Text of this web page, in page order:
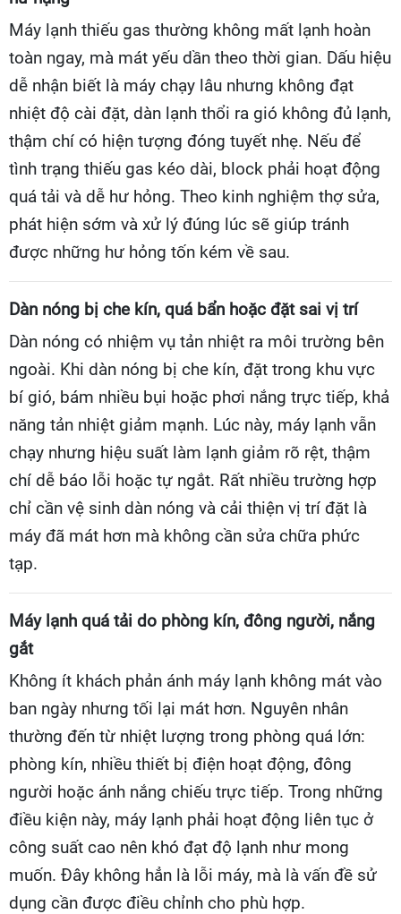
Máy lạnh thiếu gas thường không mất lạnh hoàn
toàn ngay, mà mát yếu dần theo thời gian. Dấu hiệu
dễ nhận biết là máy chạy lâu nhưng không đạt
nhiệt độ cài đặt, dàn lạnh thổi ra gió không đủ lạnh,
thậm chí có hiện tượng đóng tuyết nhẹ. Nếu để
tình trạng thiếu gas kéo dài, block phải hoạt động
quá tải và dễ hư hỏng. Theo kinh nghiệm thợ sửa,
phát hiện sớm và xử lý đúng lúc sẽ giúp tránh
được những hư hỏng tốn kém về sau.
Dàn nóng bị che kín, quá bẩn hoặc đặt sai vị trí
Dàn nóng có nhiệm vụ tản nhiệt ra môi trường bên
ngoài. Khi dàn nóng bị che kín, đặt trong khu vực
bí gió, bám nhiều bụi hoặc phơi nắng trực tiếp, khả
năng tản nhiệt giảm mạnh. Lúc này, máy lạnh vẫn
chạy nhưng hiệu suất làm lạnh giảm rõ rệt, thậm
chí dễ báo lỗi hoặc tự ngắt. Rất nhiều trường hợp
chỉ cần vệ sinh dàn nóng và cải thiện vị trí đặt là
máy đã mát hơn mà không cần sửa chữa phức
tạp.
Máy lạnh quá tải do phòng kín, đông người, nắng
gắt
Không ít khách phản ánh máy lạnh không mát vào
ban ngày nhưng tối lại mát hơn. Nguyên nhân
thường đến từ nhiệt lượng trong phòng quá lớn:
phòng kín, nhiều thiết bị điện hoạt động, đông
người hoặc ánh nắng chiếu trực tiếp. Trong những
điều kiện này, máy lạnh phải hoạt động liên tục ở
công suất cao nên khó đạt độ lạnh như mong
muốn. Đây không hẳn là lỗi máy, mà là vấn đề sử
dụng cần được điều chỉnh cho phù hợp.